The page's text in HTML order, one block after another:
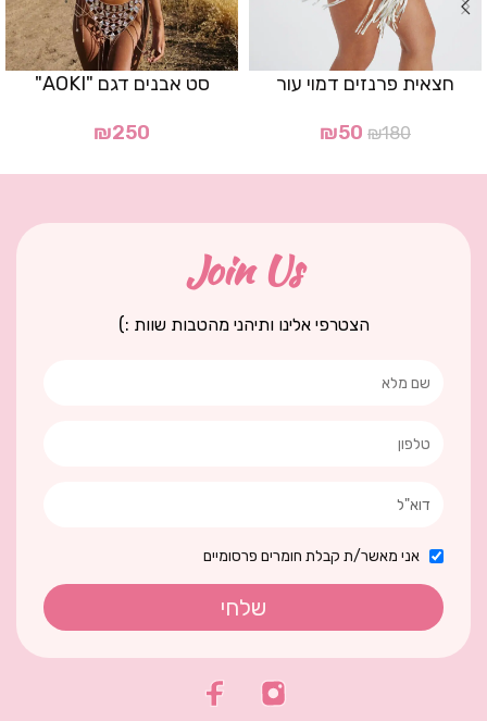
חצאית פרנזים דמוי עור
₪180
₪50
סט אבנים דגם "AOKI"
₪250
Join Us
הצטרפי אלינו ותיהני מהטבות שוות :)
אני מאשר/ת קבלת חומרים פרסומיים
שלחי